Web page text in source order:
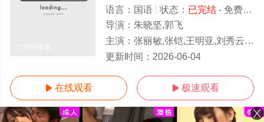
语言： 国语 状态： 已完结- 免费在线观看
导演： 朱晓坚,郭飞
主演： 张丽敏,张铠,王明亚,刘秀云,美文
更新时间： 2026-06-04
 在线观看  极速观看